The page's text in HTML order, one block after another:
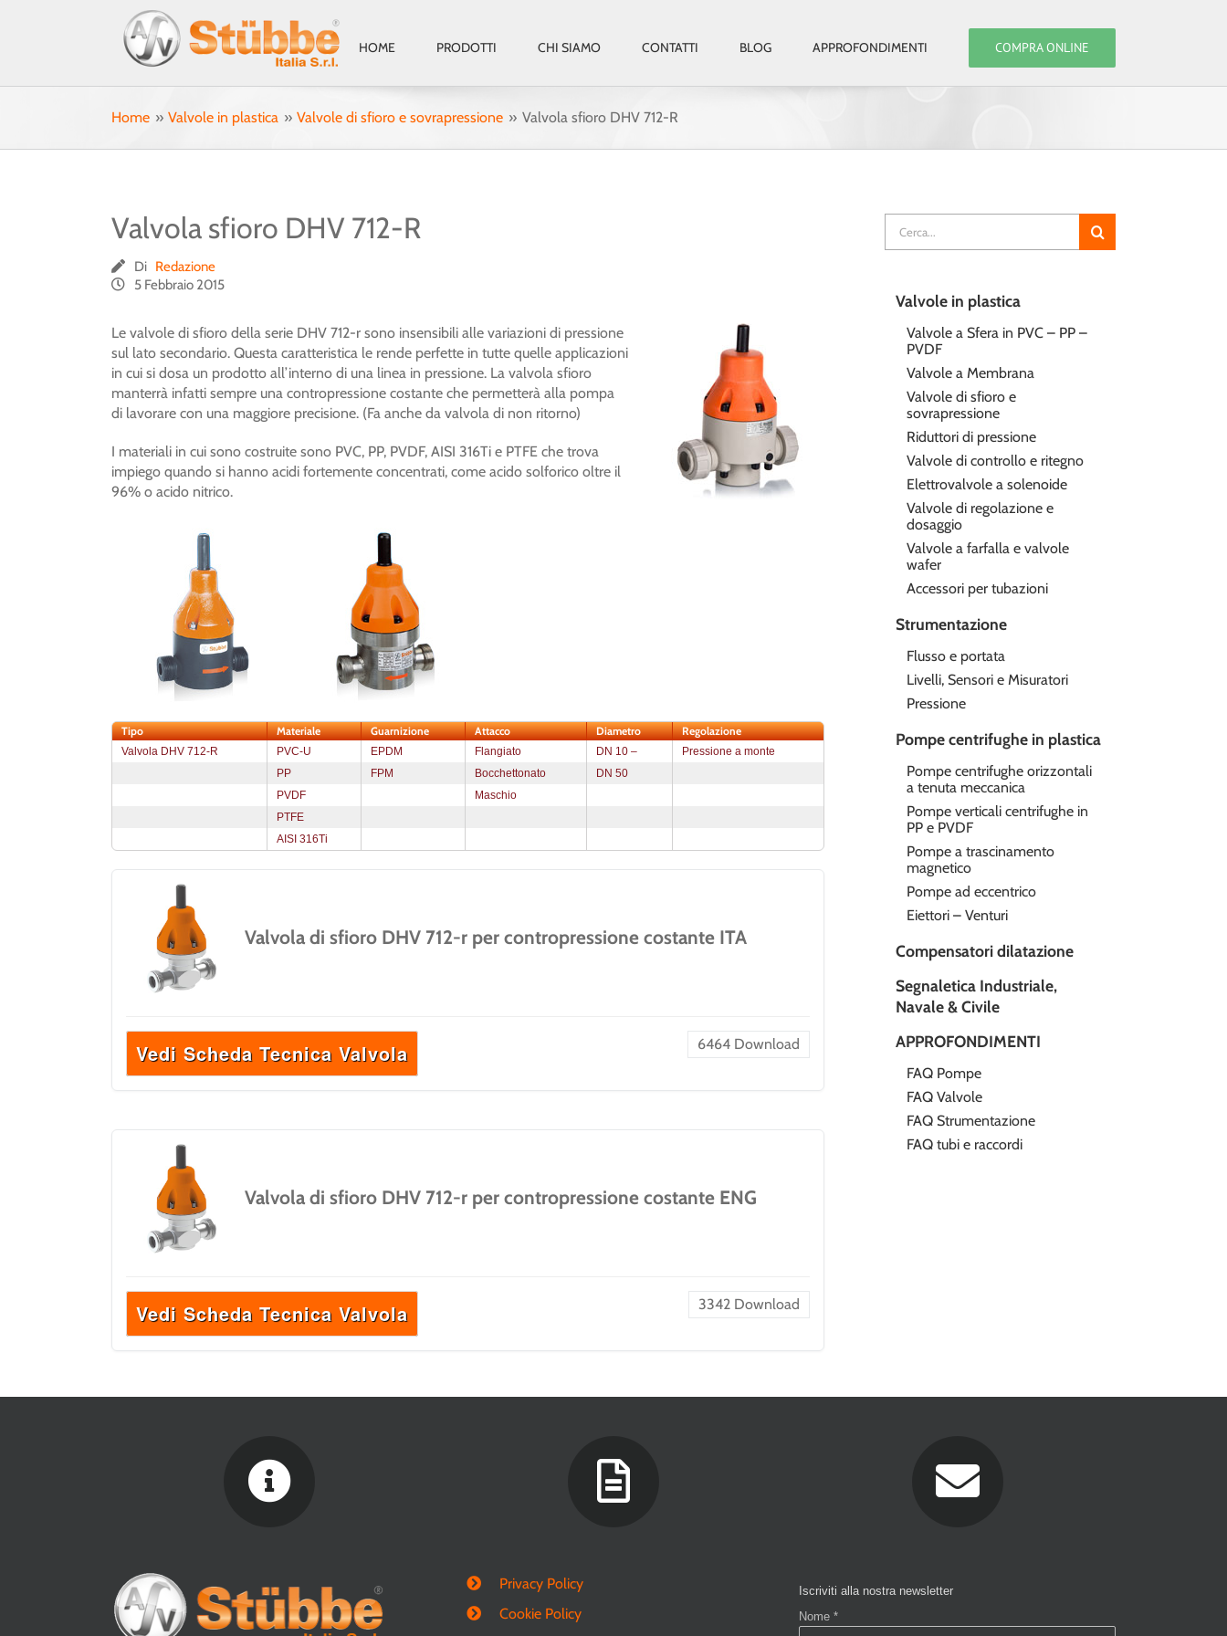
HOME PRODOTTI CHI SIAMO CONTATTI BLOG APPROFONDIMENTI COMPRA ONLINE
Home Valvole in plastica Valvole di sfioro e sovrapressione Valvola sfioro DHV 712-R
Valvola sfioro DHV 712-R
Di Redazione
5 Febbraio 2015
Le valvole di sfioro della serie DHV 712-r sono insensibili alle variazioni di pressione
sul lato secondario. Questa caratteristica le rende perfette in tutte quelle applicazioni
in cui si dosa un prodotto all’interno di una linea in pressione. La valvola sfioro
manterrà infatti sempre una contropressione costante che permetterà alla pompa
di lavorare con una maggiore precisione. (Fa anche da valvola di non ritorno)
I materiali in cui sono costruite sono PVC, PP, PVDF, AISI 316Ti e PTFE che trova
impiego quando si hanno acidi fortemente concentrati, come acido solforico oltre il
96% o acido nitrico.
Tipo Materiale Guarnizione Attacco Diametro Regolazione
Valvola DHV 712-R PVC-U EPDM Flangiato DN 10 –
Pressione a monte
PP
FPM Bocchettonato
DN 50
PVDF
Maschio
PTFE
AISI 316Ti
Valvola di sfioro DHV 712-r per contropressione costante ITA
Vedi Scheda Tecnica Valvola 6464 Download
Valvola di sfioro DHV 712-r per contropressione costante ENG
Vedi Scheda Tecnica Valvola 3342 Download
per:
Valvole in plastica
Valvole a Sfera in PVC – PP –
PVDF
Valvole a Membrana
Valvole di sfioro e
sovrapressione
Riduttori di pressione
Valvole di controllo e ritegno
Elettrovalvole a solenoide
Valvole di regolazione e
dosaggio
Valvole a farfalla e valvole
wafer
Accessori per tubazioni
Strumentazione
Flusso e portata
Livelli, Sensori e Misuratori
Pressione
Pompe centrifughe in plastica
Pompe centrifughe orizzontali
a tenuta meccanica
Pompe verticali centrifughe in
PP e PVDF
Pompe a trascinamento
magnetico
Pompe ad eccentrico
Eiettori – Venturi
Compensatori dilatazione
Segnaletica Industriale,
Navale & Civile
APPROFONDIMENTI
FAQ Pompe
FAQ Valvole
FAQ Strumentazione
FAQ tubi e raccordi
Privacy Policy
Cookie Policy